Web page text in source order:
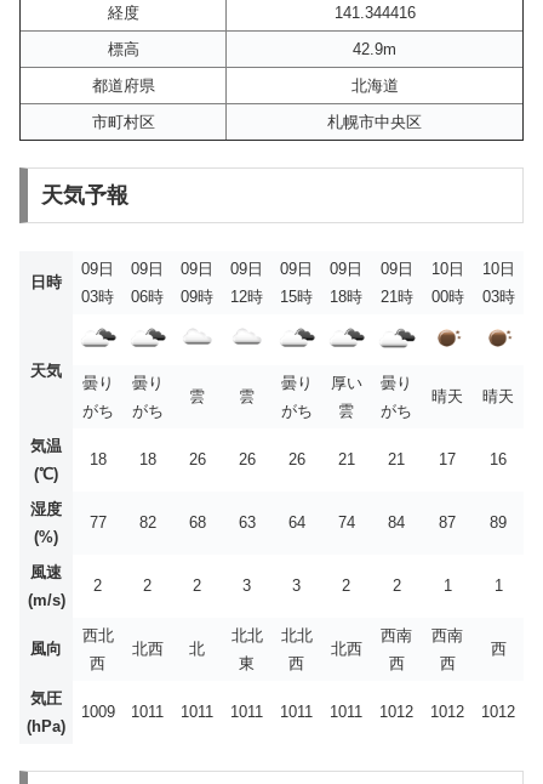
経度
141.344416
標高
42.9m
都道府県
北海道
市町村区
札幌市中央区
天気予報
日時
09日
03時
09日
06時
09日
09時
09日
12時
09日
15時
09日
18時
09日
21時
10日
00時
10日
03時
天気
曇り
がち
曇り
がち
雲 雲
曇り
がち
厚い
雲
曇り
がち
晴天 晴天
気温
(℃)
18 18 26 26 26 21 21 17 16
湿度
(%)
77 82 68 63 64 74 84 87 89
風速
(m/s)
2 2 2 3 3 2 2 1 1
風向
西北
西
北西 北
北北
東
北北
西
北西
西南
西
西南
西
西
気圧
(hPa)
1009 1011 1011 1011 1011 1011 1012 1012 1012